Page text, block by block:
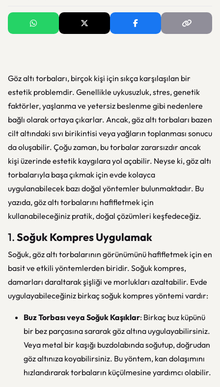
Göz altı torbaları, birçok kişi için sıkça karşılaşılan bir
estetik problemdir. Genellikle uykusuzluk, stres, genetik
faktörler, yaşlanma ve yetersiz beslenme gibi nedenlere
bağlı olarak ortaya çıkarlar. Ancak, göz altı torbaları bazen
cilt altındaki sıvı birikintisi veya yağların toplanması sonucu
da oluşabilir. Çoğu zaman, bu torbalar zararsızdır ancak
kişi üzerinde estetik kaygılara yol açabilir. Neyse ki, göz altı
torbalarıyla başa çıkmak için evde kolayca
uygulanabilecek bazı doğal yöntemler bulunmaktadır. Bu
yazıda, göz altı torbalarını hafifletmek için
kullanabileceğiniz pratik, doğal çözümleri keşfedeceğiz.
1.Soğuk Kompres Uygulamak
Soğuk, göz altı torbalarının görünümünü hafifletmek için en
basit ve etkili yöntemlerden biridir. Soğuk kompres,
damarları daraltarak şişliği ve morlukları azaltabilir. Evde
uygulayabileceğiniz birkaç soğuk kompres yöntemi vardır:
Buz Torbası veya Soğuk Kaşıklar: Birkaç buz küpünü
bir bez parçasına sararak göz altına uygulayabilirsiniz.
Veya metal bir kaşığı buzdolabında soğutup, doğrudan
göz altınıza koyabilirsiniz. Bu yöntem, kan dolaşımını
hızlandırarak torbaların küçülmesine yardımcı olabilir.